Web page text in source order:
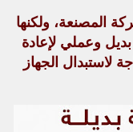
المصنعة، ولكنها
وعملي لإعادة
لاستبدال الجهاز